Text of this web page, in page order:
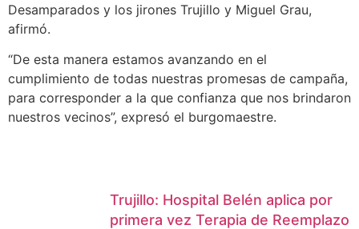
Desamparados y los jirones Trujillo y Miguel Grau,
afirmó.
“De esta manera estamos avanzando en el
cumplimiento de todas nuestras promesas de campaña,
para corresponder a la que confianza que nos brindaron
nuestros vecinos”, expresó el burgomaestre.
Trujillo: Hospital Belén aplica por
primera vez Terapia de Reemplazo